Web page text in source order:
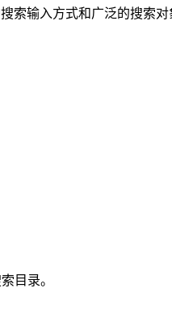
索输入方式和广泛的搜索
目录。